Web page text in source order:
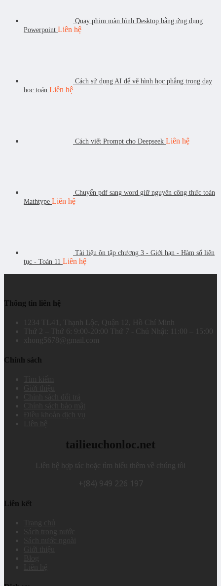
Quay phim màn hình Desktop bằng ứng dụng
Powerpoint Liên hệ
Cách sử dụng AI để vẽ hình học phẳng trong dạy
học toán Liên hệ
Cách viết Prompt cho Deepseek Liên hệ
Chuyển pdf sang word giữ nguyên công thức toán
Mathtype Liên hệ
Tài liệu ôn tập chương 3 - Giới hạn - Hàm số liên
tục - Toán 11 Liên hệ
Thông tin liên hệ
1234 TL41, Thạnh Lộc, Quận 12, Hồ Chí Minh
Thứ 2 – Thứ 6: 9:00-20:00 Thứ 7 - Chủ Nhật: 11:00 – 15:00
xhong5678@gmail.com
Chính sách
tailieuchonloc.net
Liên hệ hợp tác hoặc tìm hiểu thêm về chúng tôi
+(84) 949 226 197
Liên kết